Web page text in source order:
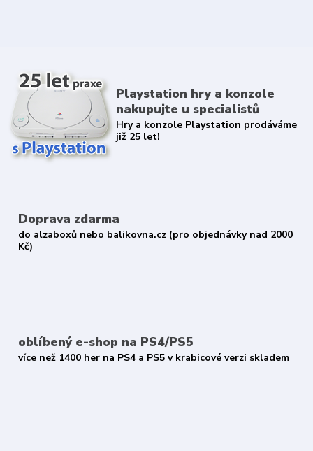
Playstation hry a konzole
nakupujte u specialistů
Hry a konzole Playstation prodáváme
již 25 let!
Doprava zdarma
do alzaboxů nebo balikovna.cz (pro objednávky nad 2000
Kč)
oblíbený e-shop na PS4/PS5
více než 1400 her na PS4 a PS5 v krabicové verzi skladem